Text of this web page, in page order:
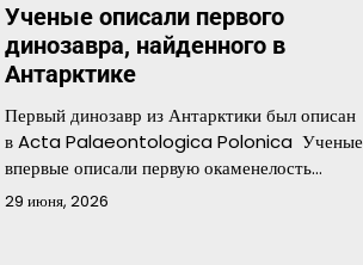
Ученые описали первого
динозавра, найденного в
Антарктике
Первый динозавр из Антарктики был описан
в Acta Palaeontologica Polonica Ученые
впервые описали первую окаменелость…
29 июня, 2026